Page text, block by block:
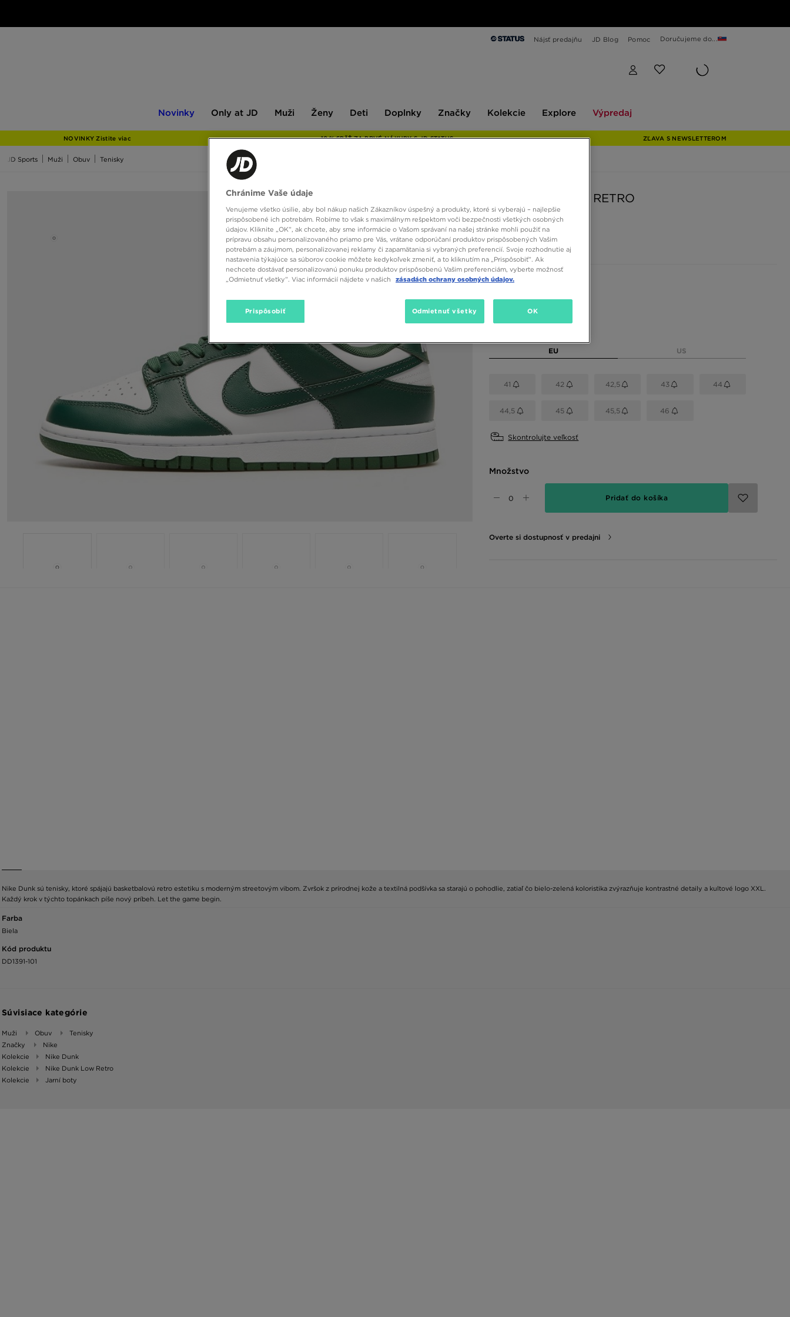
Nájsť predajňu JD Blog Pomoc Doručujeme do...
Novinky
JD
Only at JD Muži Ženy Deti Doplnky Značky Kolekcie Explore Výpredaj
NOVINKY Zistite viac 10 % SPÄŤ ZA PRVÉ NÁKUPY S JD STATUS ZĽAVA S NEWSLETTEROM
JD Sports Muži Obuv Tenisky
NIKE DUNK LOW RETRO
72,00 €
Dostupné farby
Biela
Vybrať veľkosť
EU US
41 42 42,5 43 44
44,5 45 45,5 46
Skontrolujte veľkosť
Množstvo
Pridať do košíka
Overte si dostupnosť v predajni
Nike Dunk sú tenisky, ktoré spájajú basketbalovú retro estetiku s moderným streetovým vibom. Zvršok z prírodnej kože a textilná podšívka sa starajú o pohodlie, zatiaľ čo bielo-zelená koloristika zvýrazňuje kontrastné detaily a kultové logo XXL.
Každý krok v týchto topánkach píše nový príbeh. Let the game begin.
Farba
Biela
Kód produktu
DD1391-101
Súvisiace kategórie
Muži Obuv
Tenisky
Značky
Nike
Kolekcie
Nike Dunk
Kolekcie
Nike Dunk Low Retro
Kolekcie
Jarní boty
Chránime Vaše údaje
Venujeme všetko úsilie, aby bol nákup našich Zákazníkov úspešný a produkty, ktoré si vyberajú – najlepšie
prispôsobené ich potrebám. Robíme to však s maximálnym rešpektom voči bezpečnosti všetkých osobných
údajov. Kliknite „OK”, ak chcete, aby sme informácie o Vašom správaní na našej stránke mohli použiť na
prípravu obsahu personalizovaného priamo pre Vás, vrátane odporúčaní produktov prispôsobených Vašim
potrebám a záujmom, personalizovanej reklamy či zapamätania si vybraných preferencií. Svoje rozhodnutie aj
nastavenia týkajúce sa súborov cookie môžete kedykoľvek zmeniť, a to kliknutím na „Prispôsobiť”. Ak
nechcete dostávať personalizovanú ponuku produktov prispôsobenú Vašim preferenciám, vyberte možnosť
„Odmietnuť všetky”. Viac informácií nájdete v našich
zásadách ochrany osobných údajov.
Prispôsobiť Odmietnuť všetky OK